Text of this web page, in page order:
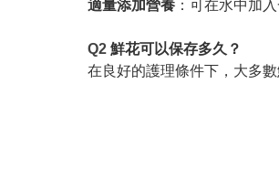
適量添加營養 ：可在水中加
Q2 鮮花可以保存多久？
在良好的護理條件下，大多